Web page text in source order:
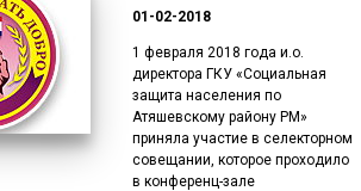
01-02-2018
1 февраля 2018 года и.о.
директора ГКУ «Социальная
защита населения по
Атяшевскому району РМ»
приняла участие в селекторном
совещании, которое проходило
в конференц-зале